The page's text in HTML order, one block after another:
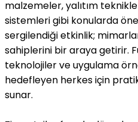
malzemeler, yalıtım
sistemleri gibi konularda
sergilendiği etkinlik;
sahiplerini bir araya getirir.
teknolojiler ve uygulama
hedefleyen herkes için
sunar.